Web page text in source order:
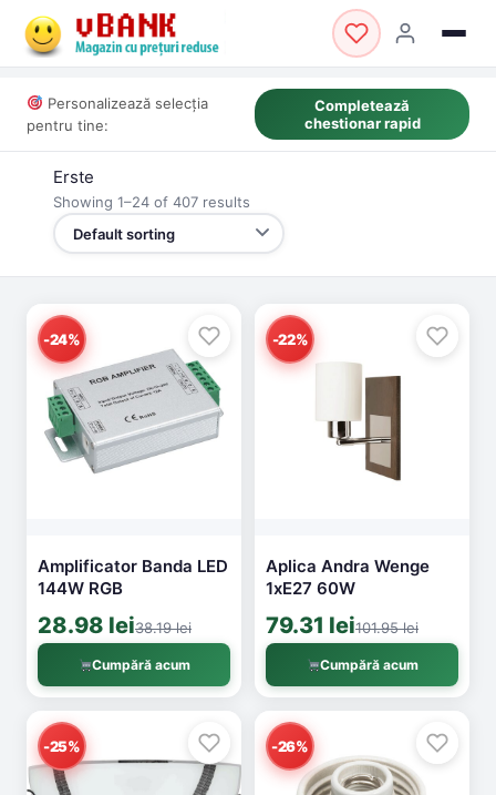
Personalizează selecția
pentru tine:
Completează
chestionar rapid
Erste
Showing 1–24 of 407 results
-24%
Amplificator Banda LED
144W RGB
28.98 lei38.19 lei
Cumpără acum
-22%
Aplica Andra Wenge
1xE27 60W
79.31 lei101.95 lei
Cumpără acum
-25% -26%